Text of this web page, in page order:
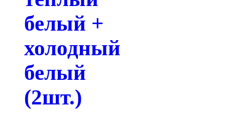
белый +
холодный
белый
(2шт.)